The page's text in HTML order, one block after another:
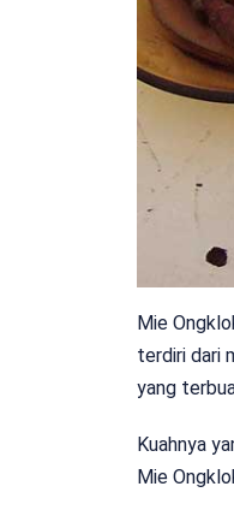
Mie
terdiri dari
yang
Kuahnya
Mie